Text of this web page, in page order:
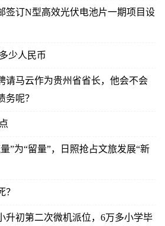
签订N型高效光伏电池片一期项目设
少人民币
请马云作为贵州省省长，他会不会
务呢？
”为“留量”，日照抢占文旅发展“新
？
升初第二次微机派位，6万多小学毕